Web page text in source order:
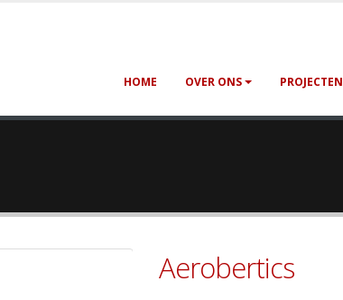
HOME OVER ONS PROJECTEN
Aerobertics